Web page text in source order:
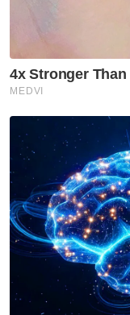
(HRPZ II)
katanya.
Berita Telus &
hari!